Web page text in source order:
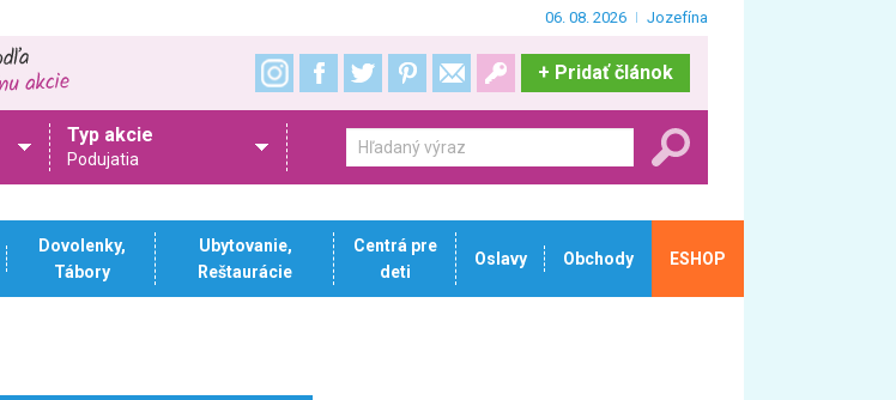
06. 08. 2026 Jozefína
+ Pridať článok
Typ akcie
Podujatia
Dovolenky,
Tábory
Ubytovanie,
Reštaurácie
Centrá pre
deti
Oslavy Obchody ESHOP